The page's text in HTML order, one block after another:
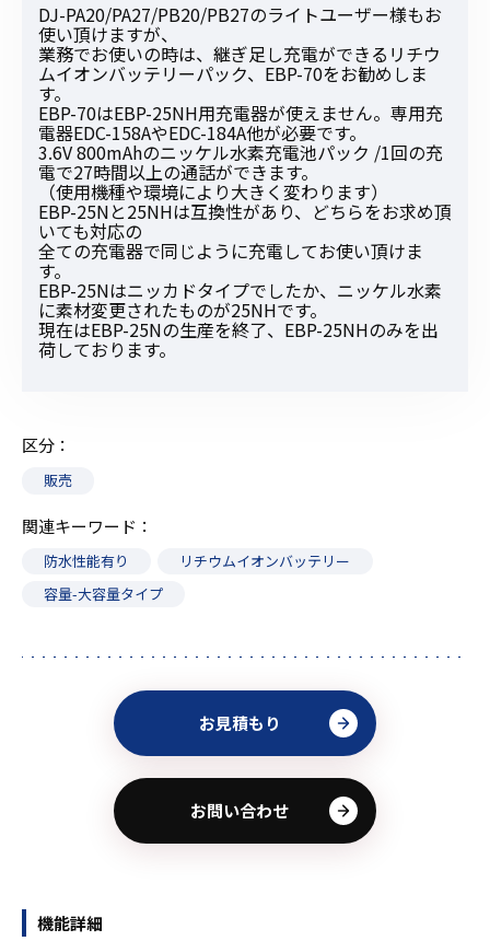
DJ-PA20/PA27/PB20/PB27のライトユーザー様もお
使い頂けますが、
業務でお使いの時は、継ぎ足し充電ができるリチウ
ムイオンバッテリーパック、EBP-70をお勧めしま
す。
EBP-70はEBP-25NH用充電器が使えません。専用充
電器EDC-158AやEDC-184A他が必要です。
3.6V 800mAhのニッケル水素充電池パック /1回の充
電で27時間以上の通話ができます。
（使用機種や環境により大きく変わります）
EBP-25Nと25NHは互換性があり、どちらをお求め頂
いても対応の
全ての充電器で同じように充電してお使い頂けま
す。
EBP-25Nはニッカドタイプでしたか、ニッケル水素
に素材変更されたものが25NHです。
現在はEBP-25Nの生産を終了、EBP-25NHのみを出
荷しております。
区分
販売
関連キーワード
防水性能有り
リチウムイオンバッテリー
容量-大容量タイプ
お見積もり
お問い合わせ
機能詳細